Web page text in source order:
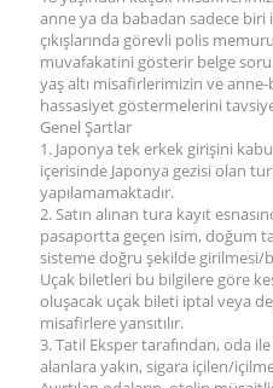
anne ya da babadan sadece
çıkışlarında görevli polis
muvafakatini gösterir belge
yaş altı misafirlerimizin ve
hassasiyet göstermelerini
Genel Şartlar
1. Japonya tek erkek girişini
içerisinde Japonya gezisi olan
yapılamamaktadır.
2. Satın alınan tura kayıt
pasaportta geçen isim, doğum
sisteme doğru şekilde
Uçak biletleri bu bilgilere göre
oluşacak uçak bileti iptal veya
misafirlere yansıtılır.
3. Tatil Eksper tarafından, oda
alanlara yakın, sigara içilen/